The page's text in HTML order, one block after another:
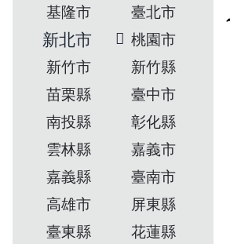
基隆市 臺北市
新北市
桃園市
新竹市
新竹縣
苗栗縣
臺中市
南投縣
彰化縣
雲林縣
嘉義市
嘉義縣
臺南市
高雄市
屏東縣
臺東縣
花蓮縣